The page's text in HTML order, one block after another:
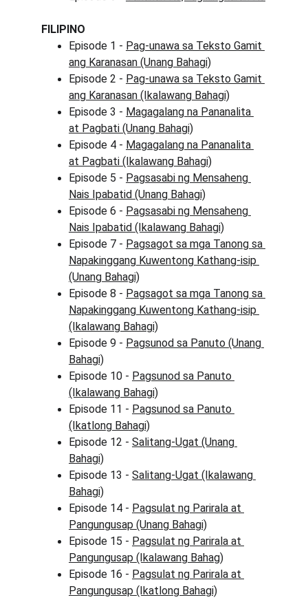
FILIPINO
Episode 1 - Pag-unawa sa Teksto Gamit
ang Karanasan (Unang Bahagi)
Episode 2 - Pag-unawa sa Teksto Gamit
ang Karanasan (Ikalawang Bahagi)
Episode 3 - Magagalang na Pananalita
at Pagbati (Unang Bahagi)
Episode 4 - Magagalang na Pananalita
at Pagbati (Ikalawang Bahagi)
Episode 5 - Pagsasabi ng Mensaheng
Nais Ipabatid (Unang Bahagi)
Episode 6 - Pagsasabi ng Mensaheng
Nais Ipabatid (Ikalawang Bahagi)
Episode 7 - Pagsagot sa mga Tanong sa
Napakinggang Kuwentong Kathang-isip
(Unang Bahagi)
Episode 8 - Pagsagot sa mga Tanong sa
Napakinggang Kuwentong Kathang-isip
(Ikalawang Bahagi)
Episode 9 - Pagsunod sa Panuto (Unang
Bahagi)
Episode 10 - Pagsunod sa Panuto
(Ikalawang Bahagi)
Episode 11 - Pagsunod sa Panuto
(Ikatlong Bahagi)
Episode 12 - Salitang-Ugat (Unang
Bahagi)
Episode 13 - Salitang-Ugat (Ikalawang
Bahagi)
Episode 14 - Pagsulat ng Parirala at
Pangungusap (Unang Bahagi)
Episode 15 - Pagsulat ng Parirala at
Pangungusap (Ikalawang Bahag)
Episode 16 - Pagsulat ng Parirala at
Pangungusap (Ikatlong Bahagi)